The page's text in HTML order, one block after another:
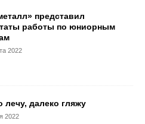
представил
работы по юниорным
2022
лечу, далеко гляжу
2022